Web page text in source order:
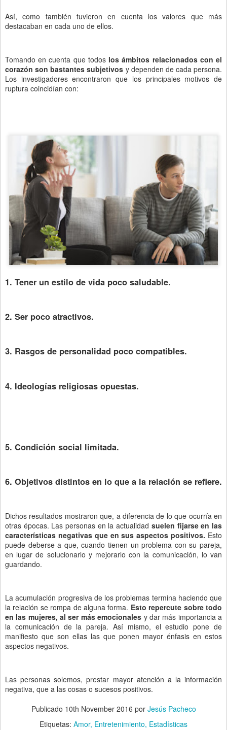
Así, como también tuvieron en cuenta los valores que más
destacaban en cada uno de ellos.
Tomando en cuenta que todos los ámbitos relacionados con el
corazón son bastantes subjetivos y dependen de cada persona.
Los investigadores encontraron que los principales motivos de
ruptura coincidían con:
1. Tener un estilo de vida poco saludable.
2. Ser poco atractivos.
3. Rasgos de personalidad poco compatibles.
4. Ideologías religiosas opuestas.
5. Condición social limitada.
6. Objetivos distintos en lo que a la relación se refiere.
Dichos resultados mostraron que, a diferencia de lo que ocurría en
otras épocas. Las personas en la actualidad suelen fijarse en las
características negativas que en sus aspectos positivos. Esto
puede deberse a que, cuando tienen un problema con su pareja,
en lugar de solucionarlo y mejorarlo con la comunicación, lo van
guardando.
La acumulación progresiva de los problemas termina haciendo que
la relación se rompa de alguna forma. Esto repercute sobre todo
en las mujeres, al ser más emocionales y dar más importancia a
la comunicación de la pareja. Así mismo, el estudio pone de
manifiesto que son ellas las que ponen mayor énfasis en estos
aspectos negativos.
Las personas solemos, prestar mayor atención a la información
negativa, que a las cosas o sucesos positivos.
Publicado 10th November 2016 por Jesús Pacheco
Etiquetas: Amor Entretenimiento Estadísticas